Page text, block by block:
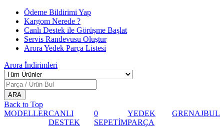
Ödeme Bildirimi Yap
Kargom Nerede ?
Canlı Destek ile Görüşme Başlat
Servis Randevusu Oluştur
Arora Yedek Parça Listesi
Arora İndirimleri
Back to Top
MODELLERCANLI
DESTEK
0
SEPETİM
YEDEK
PARÇA
GRENAJBUL